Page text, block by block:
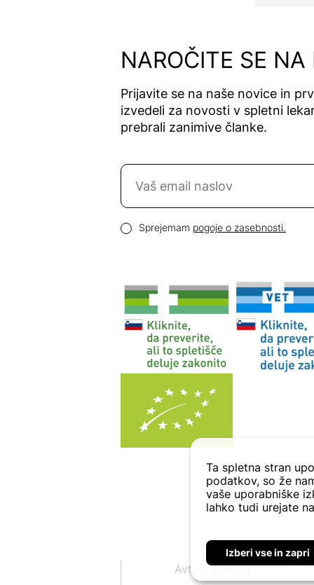
Autan
Avitale
Avène
Ayursana
B. Braun
Baby-Vac
BapScarCare
Lomb
Beculax
Becutan
Belinal
Bellavie
Synbioceutical
Ben's
Bergland
Berry
Bioandina
NAROČITE SE NA
Prijavite se na naše novice in
izvedeli za novosti v spletni
prebrali zanimive članke.
Naročite se na novice
Pogoji zasebnosti
Sprejemam pogoje o zasebnosti.
Avtor:
Ta spletna stran
podatkov, so že
vaše uporabniške
lahko tudi urejate
Izberi vse in zapri